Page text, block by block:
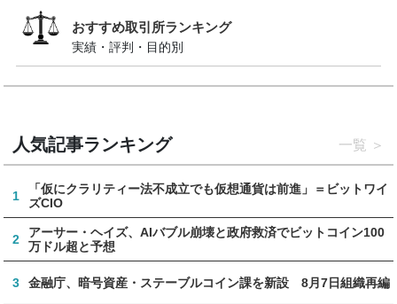
おすすめ取引所ランキング
実績・評判・目的別
人気記事ランキング 一覧
1
「仮にクラリティー法不成立でも仮想通貨は前進」＝ビットワイ
ズCIO
2
アーサー・ヘイズ、AIバブル崩壊と政府救済でビットコイン100
万ドル超と予想
3 金融庁、暗号資産・ステーブルコイン課を新設 8月7日組織再編